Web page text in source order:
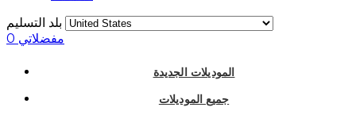
بلد التسليم
مفضلاتي 0
الموديلات الجديدة
جميع الموديلات